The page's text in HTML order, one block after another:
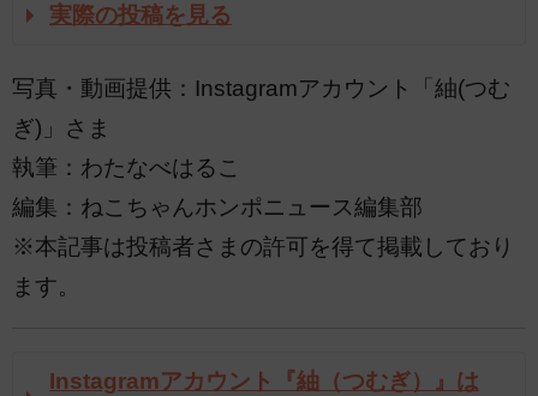
実際の投稿を見る
写真・動画提供：Instagramアカウント「紬(つむ
ぎ)」さま
執筆：わたなべはるこ
編集：ねこちゃんホンポニュース編集部
※本記事は投稿者さまの許可を得て掲載しており
ます。
Instagramアカウント『紬（つむぎ）』は